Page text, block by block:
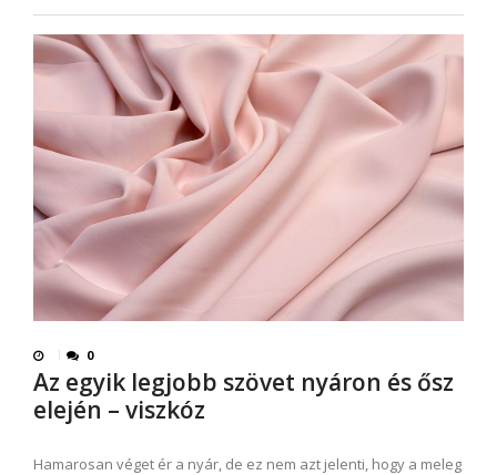
0
Az egyik legjobb szövet nyáron és ősz
elején – viszkóz
Hamarosan véget ér a nyár, de ez nem azt jelenti, hogy a meleg